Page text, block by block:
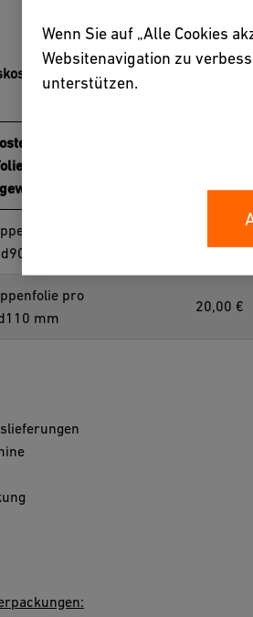
(wenn eine
gewünscht wird)
pro
mm
pro
mm
20,00 €
Wenn Sie auf „Alle Cookies
Websitenavigation zu
unterstützen.